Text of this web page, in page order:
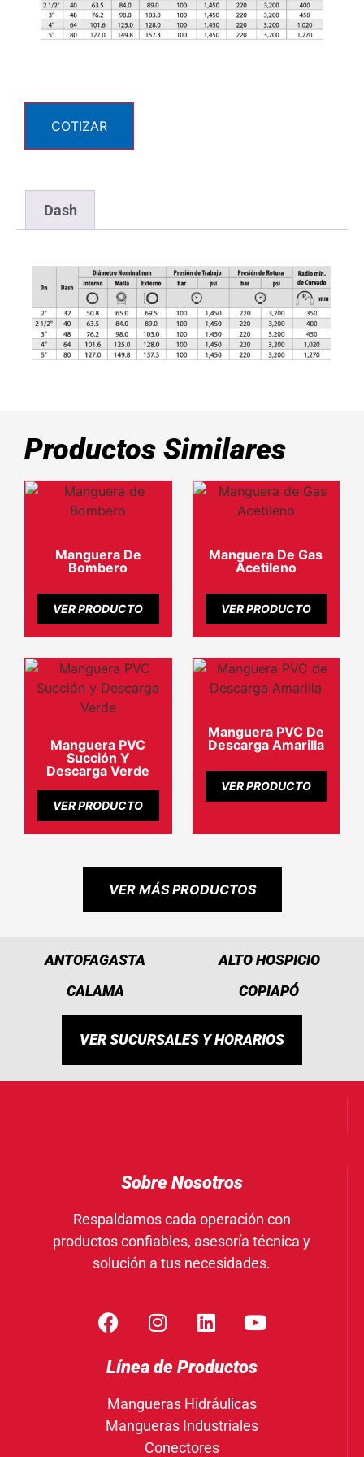
COTIZAR
Dash
Productos Similares
Manguera De
Bombero
VER PRODUCTO
Manguera De Gas
Acetileno
VER PRODUCTO
Manguera PVC
Succión Y
Descarga Verde
VER PRODUCTO
Manguera PVC De
Descarga Amarilla
VER PRODUCTO
VER MÁS PRODUCTOS
ANTOFAGASTA
ALTO HOSPICIO
CALAMA
COPIAPÓ
VER SUCURSALES Y HORARIOS
Sobre Nosotros
Respaldamos cada operación con
productos confiables, asesoría técnica y
solución a tus necesidades.
Línea de Productos
Mangueras Hidráulicas
Mangueras Industriales
Conectores